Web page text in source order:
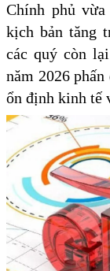
Chính phủ
kịch bản tăng
các quý còn
năm 2026
ổn định kinh tế